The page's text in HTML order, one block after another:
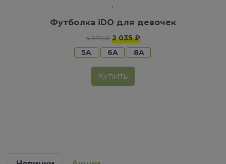
Футболка iDO для девочек
4 070 ₽ 2 035 ₽
5A
6A 8A
Купить